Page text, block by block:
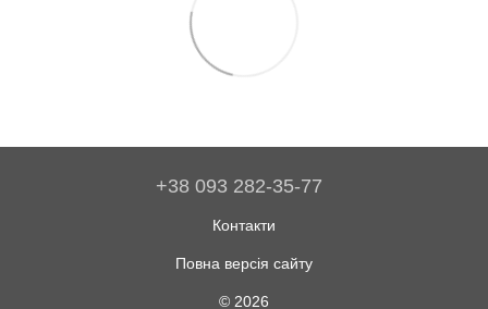
+38 093 282-35-77
Контакти
Повна версія сайту
© 2026